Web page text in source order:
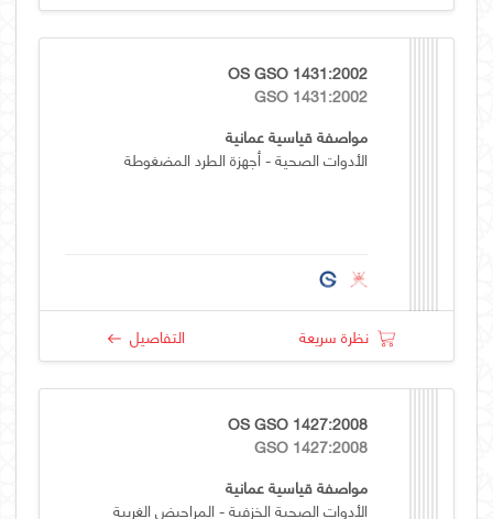
OS GSO 1431:2002
GSO 1431:2002
مواصفة قياسية عمانية
الأدوات الصحية - أجهزة الطرد المضغوطة
نظرة سريعة التفاصيل
OS GSO 1427:2008
GSO 1427:2008
مواصفة قياسية عمانية
الأدوات الصحية الخزفية - المراحيض الغربية